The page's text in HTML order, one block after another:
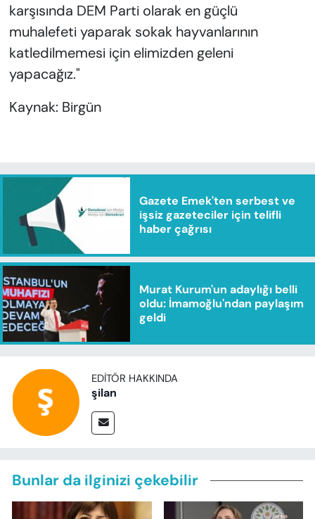
karşısında DEM Parti olarak en güçlü
muhalefeti yaparak sokak hayvanlarının
katledilmemesi için elimizden geleni
yapacağız."
Kaynak: Birgün
Gazete Emek'ten serbest ve
işsiz gazeteciler için telifli
haber çağrısı
Murat Kurum'un adaylığı belli
oldu: İmamoğlu'ndan paylaşım
geldi
EDITÖR HAKKINDA
şilan
Bunlar da ilginizi çekebilir